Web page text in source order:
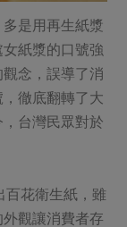
是用再生紙漿
紙漿的口號強
念，誤導了消
徹底翻轉了大
台灣民眾對於
百花衛生紙，雖
觀讓消費者存